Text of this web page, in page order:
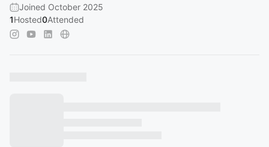
Joined October 2025
1Hosted0Attended